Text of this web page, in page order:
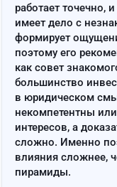
работает точечно,
имеет дело с
формирует
поэтому его
как совет
большинство
в юридическом
некомпетентны
интересов, а
сложно. Именно
влияния сложнее,
пирамиды.